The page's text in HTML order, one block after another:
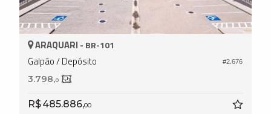
#2.676
ARAQUARI - BR-101
Galpão / Depósito
3.798,0
R$ 485.886,00